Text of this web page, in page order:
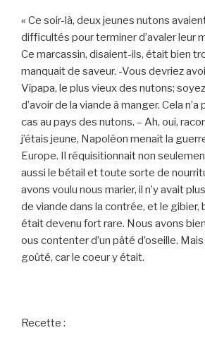
« Ce soir-là, deux jeunes nutons
difficultés pour terminer d’avaler leur
Ce marcassin, disaient-ils, était bien
manquait de saveur. -Vous devriez
Vîpapa, le plus vieux des nutons;
d’avoir de la viande à manger. Cela
cas au pays des nutons. – Ah, oui,
j’étais jeune, Napoléon menait la
Europe. Il réquisitionnait non
aussi le bétail et toute sorte de
avons voulu nous marier, il n’y avait
de viande dans la contrée, et le gibier,
était devenu fort rare. Nous avons
ous contenter d’un pâté d’oseille.
goûté, car le coeur y était.
Recette :